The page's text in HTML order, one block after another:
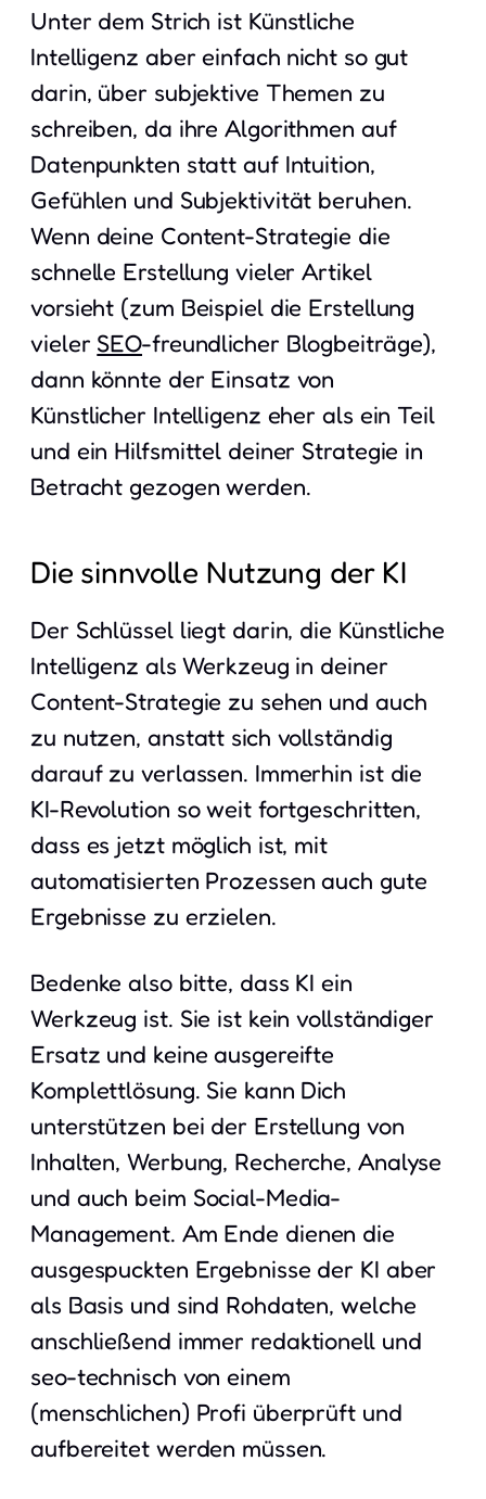
Unter dem Strich ist Künstliche
Intelligenz aber einfach nicht so gut
darin, über subjektive Themen zu
schreiben, da ihre Algorithmen auf
Datenpunkten statt auf Intuition,
Gefühlen und Subjektivität beruhen.
Wenn deine Content-Strategie die
schnelle Erstellung vieler Artikel
vorsieht (zum Beispiel die Erstellung
vieler SEO-freundlicher Blogbeiträge),
dann könnte der Einsatz von
Künstlicher Intelligenz eher als ein Teil
und ein Hilfsmittel deiner Strategie in
Betracht gezogen werden.
Die sinnvolle Nutzung der KI
Der Schlüssel liegt darin, die Künstliche
Intelligenz als Werkzeug in deiner
Content-Strategie zu sehen und auch
zu nutzen, anstatt sich vollständig
darauf zu verlassen. Immerhin ist die
KI-Revolution so weit fortgeschritten,
dass es jetzt möglich ist, mit
automatisierten Prozessen auch gute
Ergebnisse zu erzielen.
Bedenke also bitte, dass KI ein
Werkzeug ist. Sie ist kein vollständiger
Ersatz und keine ausgereifte
Komplettlösung. Sie kann Dich
unterstützen bei der Erstellung von
Inhalten, Werbung, Recherche, Analyse
und auch beim Social-Media-
Management. Am Ende dienen die
ausgespuckten Ergebnisse der KI aber
als Basis und sind Rohdaten, welche
anschließend immer redaktionell und
seo-technisch von einem
(menschlichen) Profi überprüft und
aufbereitet werden müssen.